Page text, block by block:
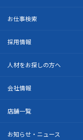
お仕事検索
採用情報
人材をお探しの方へ
会社情報
店舗一覧
お知らせ・ニュース